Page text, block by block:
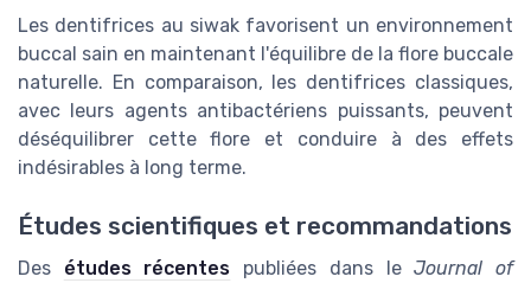
Les dentifrices au siwak favorisent un environnement
buccal sain en maintenant l'équilibre de la flore buccale
naturelle. En comparaison, les dentifrices classiques,
avec leurs agents antibactériens puissants, peuvent
déséquilibrer cette flore et conduire à des effets
indésirables à long terme.
Études scientifiques et recommandations
Des études récentes publiées dans leJournal of